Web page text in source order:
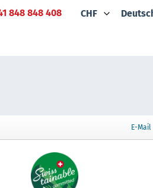
848 848 408 CHF
E-Mail